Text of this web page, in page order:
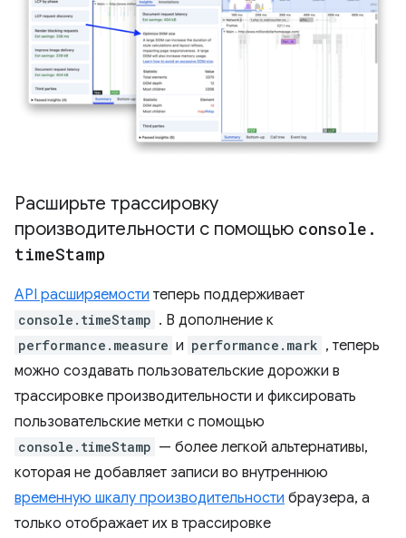
Расширьте трассировку
производительности с помощью console .
timeStamp
API расширяемости теперь поддерживает
console.timeStamp . В дополнение к
performance.measure и performance.mark , теперь
можно создавать пользовательские дорожки в
трассировке производительности и фиксировать
пользовательские метки с помощью
console.timeStamp — более легкой альтернативы,
которая не добавляет записи во внутреннюю
временную шкалу производительности браузера, а
только отображает их в трассировке